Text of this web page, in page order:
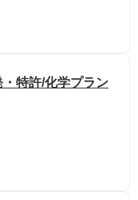
特許/化学プラン